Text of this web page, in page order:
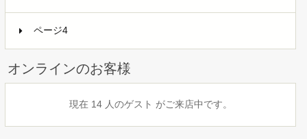
ページ4
オンラインのお客様
現在 14 人のゲスト がご来店中です。